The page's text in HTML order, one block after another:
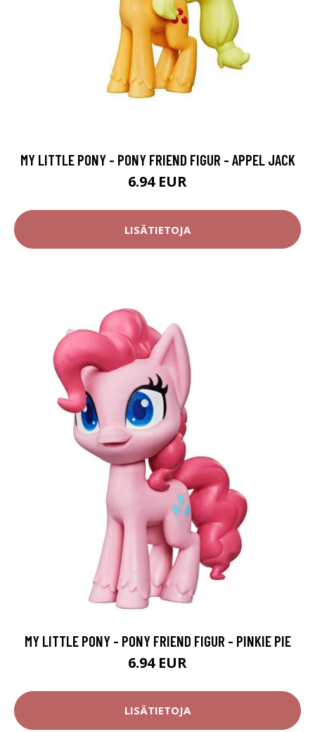
MY LITTLE PONY - PONY FRIEND FIGUR - APPEL JACK
6.94 EUR
LISÄTIETOJA
MY LITTLE PONY - PONY FRIEND FIGUR - PINKIE PIE
6.94 EUR
LISÄTIETOJA